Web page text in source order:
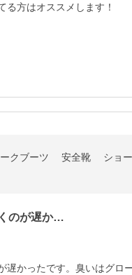
る方はオススメします！
のが遅か…
遅かったです。臭いはグロ